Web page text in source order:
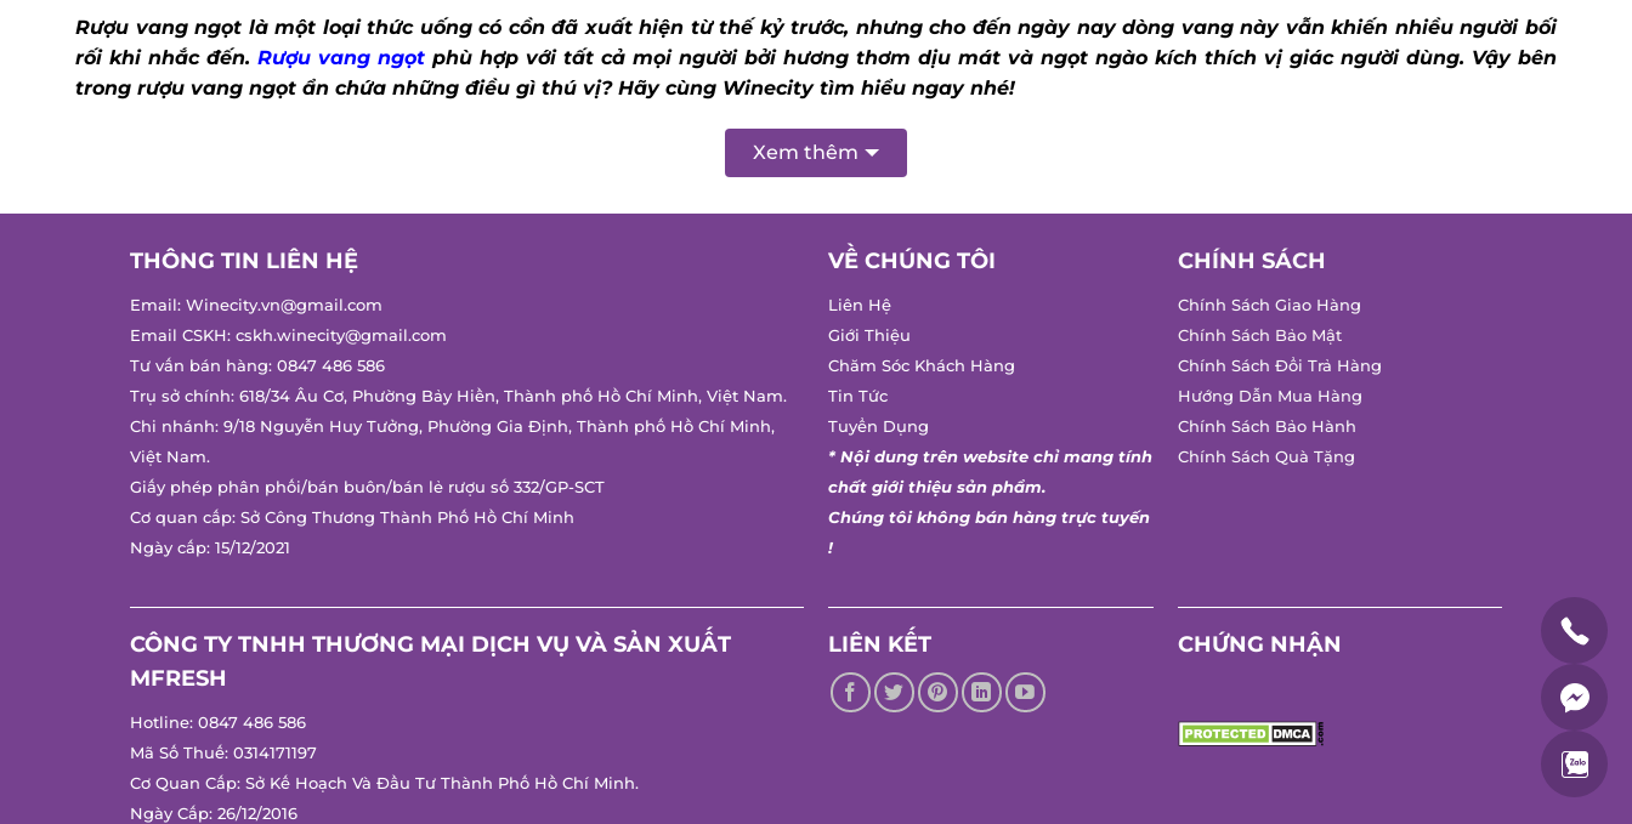
Rượu vang ngọt là một loại thức uống có cồn đã xuất hiện từ thế kỷ trước, nhưng cho đến ngày nay dòng vang này vẫn khiến nhiều người bối
rối khi nhắc đến. Rượu vang ngọt phù hợp với tất cả mọi người bởi hương thơm dịu mát và ngọt ngào kích thích vị giác người dùng. Vậy bên
trong rượu vang ngọt ẩn chứa những điều gì thú vị? Hãy cùng Winecity tìm hiểu ngay nhé!
Xem thêm
THÔNG TIN LIÊN HỆ
Email: Winecity.vn@gmail.com
Email CSKH: cskh.winecity@gmail.com
Tư vấn bán hàng: 0847 486 586
Trụ sở chính: 618/34 Âu Cơ, Phường Bảy Hiền, Thành phố Hồ Chí Minh, Việt Nam.
Chi nhánh: 9/18 Nguyễn Huy Tưởng, Phường Gia Định, Thành phố Hồ Chí Minh,
Việt Nam.
Giấy phép phân phối/bán buôn/bán lẻ rượu số 332/GP-SCT
Cơ quan cấp: Sở Công Thương Thành Phố Hồ Chí Minh
Ngày cấp: 15/12/2021
VỀ CHÚNG TÔI
Liên Hệ
Giới Thiệu
Chăm Sóc Khách Hàng
Tin Tức
Tuyển Dụng
* Nội dung trên website chỉ mang tính
chất giới thiệu sản phẩm.
Chúng tôi không bán hàng trực tuyến
!
CHÍNH SÁCH
Chính Sách Giao Hàng
Chính Sách Bảo Mật
Chính Sách Đổi Trả Hàng
Hướng Dẫn Mua Hàng
Chính Sách Bảo Hành
Chính Sách Quà Tặng
CÔNG TY TNHH THƯƠNG MẠI DỊCH VỤ VÀ SẢN XUẤT
MFRESH
Hotline: 0847 486 586
Mã Số Thuế: 0314171197
Cơ Quan Cấp: Sở Kế Hoạch Và Đầu Tư Thành Phố Hồ Chí Minh.
Ngày Cấp: 26/12/2016
LIÊN KẾT CHỨNG NHẬN